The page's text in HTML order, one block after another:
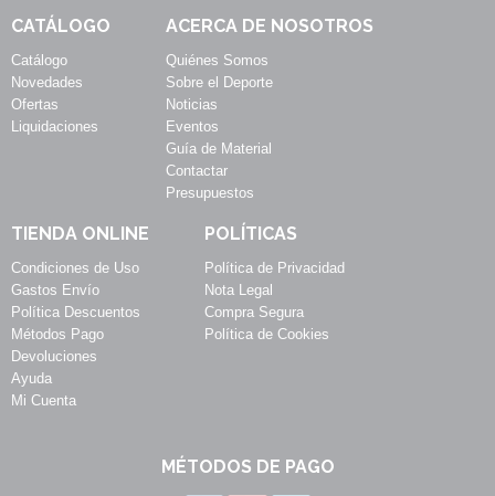
CATÁLOGO
Catálogo
Novedades
Ofertas
Liquidaciones
ACERCA DE NOSOTROS
Quiénes Somos
Sobre el Deporte
Noticias
Eventos
Guía de Material
Contactar
Presupuestos
TIENDA ONLINE
Condiciones de Uso
Gastos Envío
Política Descuentos
Métodos Pago
Devoluciones
Ayuda
Mi Cuenta
POLÍTICAS
Política de Privacidad
Nota Legal
Compra Segura
Política de Cookies
MÉTODOS DE PAGO